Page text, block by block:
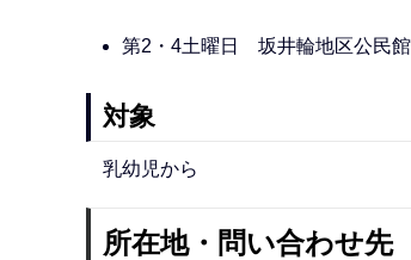
第2・4土曜日 坂井輪地区公民
対象
乳幼児から
所在地・問い合わせ先